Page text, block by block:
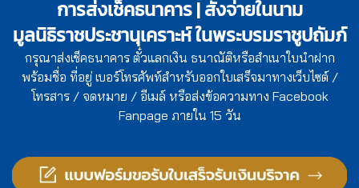
การส่งเช็คธนาคาร | สั่งจ่ายในนาม
มูลนิธิราชประชานุเคราะห์ ในพระบรมราชูปถัมภ์
กรุณาส่งเช็คธนาคาร ตั๋วแลกเงิน ธนาณัติหรือสำเนาใบนำฝาก
พร้อมชื่อ ที่อยู่ เบอร์โทรศัพท์สำหรับออกใบเสร็จมาทางเว็บไซต์ /
โทรสาร / จดหมาย / อีเมล์ หรือส่งข้อความทาง Facebook
Fanpage ภายใน 15 วัน